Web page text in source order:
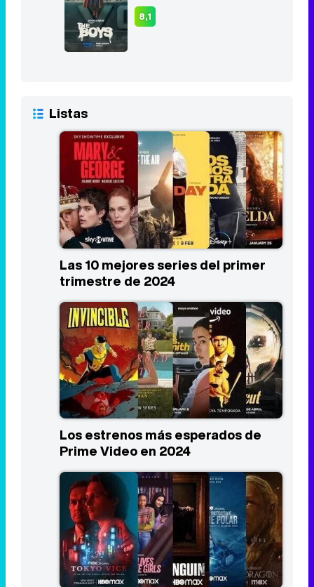
8,1
Listas
Las 10 mejores series del primer
trimestre de 2024
Los estrenos más esperados de
Prime Video en 2024